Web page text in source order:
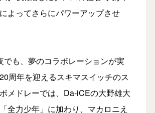
よってさらにパワーアップさせ
も、夢のコラボレーションが実
周年を迎えるスキマスイッチのス
メドレーでは、Da-iCEの大野雄大
全力少年」に加わり、マカロニえ